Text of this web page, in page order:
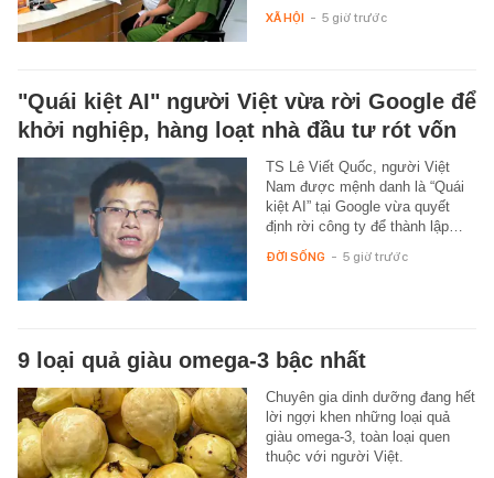
XÃ HỘI - 5 giờ trước
"Quái kiệt AI" người Việt vừa rời Google để
khởi nghiệp, hàng loạt nhà đầu tư rót vốn
TS Lê Viết Quốc, người Việt
Nam được mệnh danh là “Quái
kiệt AI” tại Google vừa quyết
định rời công ty để thành lập…
ĐỜI SỐNG - 5 giờ trước
9 loại quả giàu omega-3 bậc nhất
Chuyên gia dinh dưỡng đang hết
lời ngợi khen những loại quả
giàu omega-3, toàn loại quen
thuộc với người Việt.